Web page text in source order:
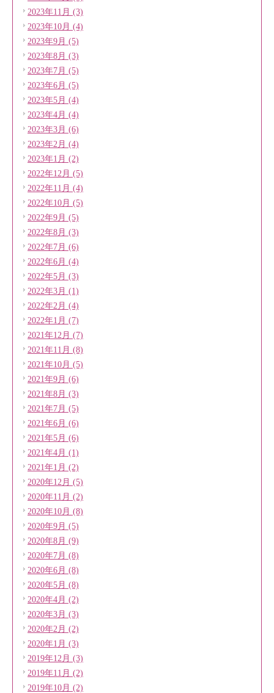
2023年11月 (3)
2023年10月 (4)
2023年9月 (5)
2023年8月 (3)
2023年7月 (5)
2023年6月 (5)
2023年5月 (4)
2023年4月 (4)
2023年3月 (6)
2023年2月 (4)
2023年1月 (2)
2022年12月 (5)
2022年11月 (4)
2022年10月 (5)
2022年9月 (5)
2022年8月 (3)
2022年7月 (6)
2022年6月 (4)
2022年5月 (3)
2022年3月 (1)
2022年2月 (4)
2022年1月 (7)
2021年12月 (7)
2021年11月 (8)
2021年10月 (5)
2021年9月 (6)
2021年8月 (3)
2021年7月 (5)
2021年6月 (6)
2021年5月 (6)
2021年4月 (1)
2021年1月 (2)
2020年12月 (5)
2020年11月 (2)
2020年10月 (8)
2020年9月 (5)
2020年8月 (9)
2020年7月 (8)
2020年6月 (8)
2020年5月 (8)
2020年4月 (2)
2020年3月 (3)
2020年2月 (2)
2020年1月 (3)
2019年12月 (3)
2019年11月 (2)
2019年10月 (2)